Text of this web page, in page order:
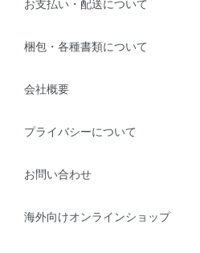
お支払い・配送について
梱包・各種書類について
会社概要
プライバシーについて
お問い合わせ
海外向けオンラインショップ